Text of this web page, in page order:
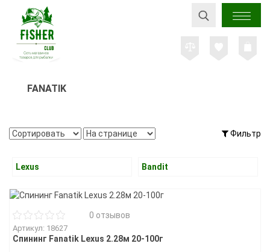
FANATIK
Фильтр
Lexus Bandit
0 отзывов
Артикул: 18627
Спининг Fanatik Lexus 2.28м 20-100г